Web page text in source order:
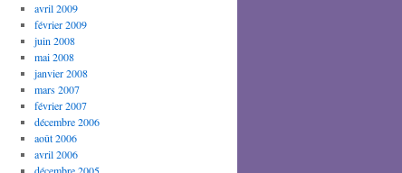
avril 2009
février 2009
juin 2008
mai 2008
janvier 2008
mars 2007
février 2007
décembre 2006
août 2006
avril 2006